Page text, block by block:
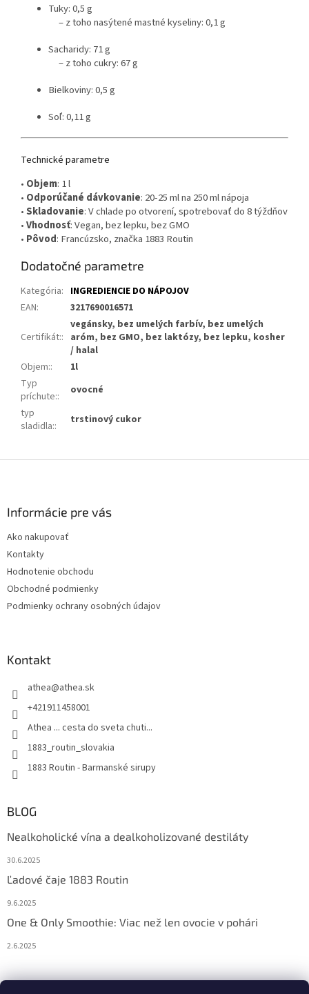
Tuky: 0,5 g
– z toho nasýtené mastné kyseliny: 0,1 g
Sacharidy: 71 g
– z toho cukry: 67 g
Bielkoviny: 0,5 g
Soľ: 0,11 g
Technické parametre
• Objem: 1 l
• Odporúčané dávkovanie: 20-25 ml na 250 ml nápoja
•Skladovanie: V chlade po otvorení, spotrebovať do 8 týždňov
•Vhodnosť: Vegan, bez lepku, bez GMO
• Pôvod: Francúzsko, značka 1883 Routin
Dodatočné parametre
Kategória: INGREDIENCIE DO NÁPOJOV
EAN: 3217690016571
Certifikát::
vegánsky, bez umelých farbív, bez umelých
aróm, bez GMO, bez laktózy, bez lepku, kosher
/ halal
Objem::
1l
Typ
príchute::
ovocné
typ
sladidla:: trstinový cukor
Informácie pre vás
Ako nakupovať
Kontakty
Hodnotenie obchodu
Obchodné podmienky
Podmienky ochrany osobných údajov
Kontakt
athea@athea.sk
+421911458001
Athea ... cesta do sveta chuti...
1883_routin_slovakia
1883 Routin - Barmanské sirupy
BLOG
Nealkoholické vína a dealkoholizované destiláty
30.6.2025
Ľadové čaje 1883 Routin
9.6.2025
One & Only Smoothie: Viac než len ovocie v pohári
2.6.2025